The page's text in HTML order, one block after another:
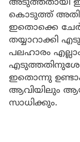
അടുത്തതായി
കൊടുത്ത്
ഇതൊക്കെ
തയ്യാറാക്കി
പലഹാരം
ഇതൊന്നു
ആവിയിലും
സാധിക്കും.